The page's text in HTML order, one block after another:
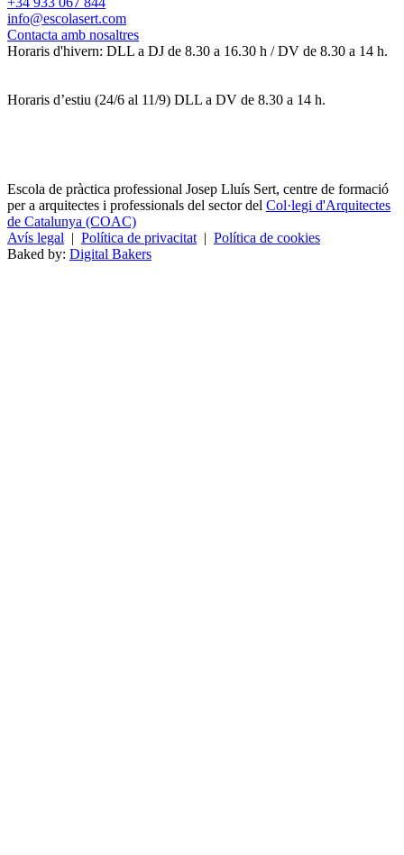
info@escolasert.com
Contacta amb nosaltres
Horaris d'hivern: DLL a DJ de 8.30 a 16.30 h / DV de 8.30 a 14 h.
Horaris d’estiu (24/6 al 11/9) DLL a DV de 8.30 a 14 h.
Escola de pràctica professional Josep Lluís Sert, centre de formació
per a arquitectes i professionals del sector del Col·legi d'Arquitectes
de Catalunya (COAC)
Avís legal | Política de privacitat | Política de cookies
Baked by: Digital Bakers